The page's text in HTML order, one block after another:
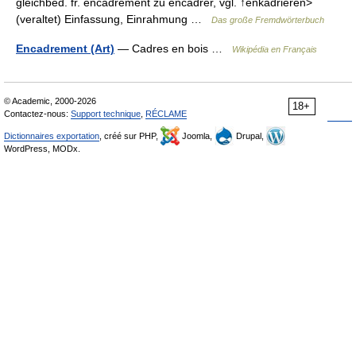
(veraltet) Einfassung, Einrahmung …
Das große Fremdwörterbuch
Encadrement (Art) — Cadres en bois … Wikipédia en Français
18+
© Academic, 2000-2026
Contactez-nous: Support technique RÉCLAME
Dictionnaires exportation , créé sur PHP, Joomla,
Drupal,
WordPress, MODx.